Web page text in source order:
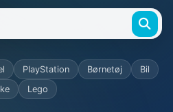
PlayStation Børnetøj
Bil
Lego